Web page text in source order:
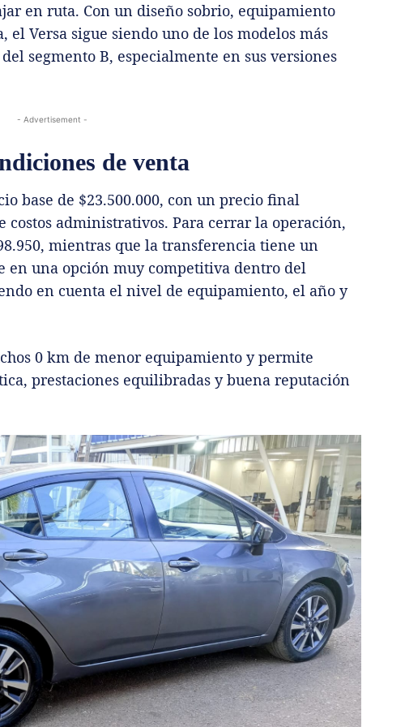
en ruta. Con un diseño sobrio, equipamiento
Versa sigue siendo uno de los modelos más
segmento B, especialmente en sus versiones
- Advertisement -
de venta
base de $23.500.000, con un precio final
costos administrativos. Para cerrar la operación,
mientras que la transferencia tiene un
en una opción muy competitiva dentro del
en cuenta el nivel de equipamiento, el año y
0 km de menor equipamiento y permite
prestaciones equilibradas y buena reputación